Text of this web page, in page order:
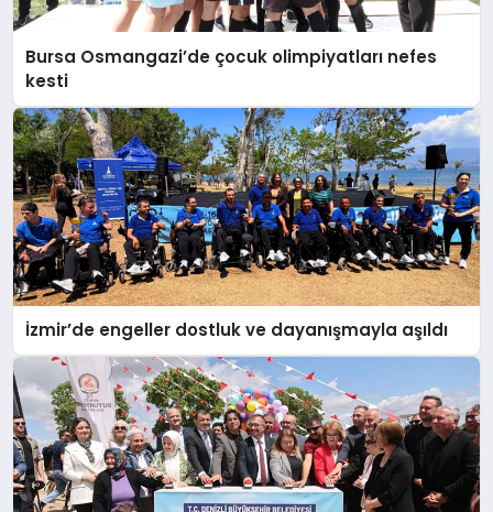
Bursa Osmangazi’de çocuk olimpiyatları nefes
kesti
İzmir’de engeller dostluk ve dayanışmayla aşıldı